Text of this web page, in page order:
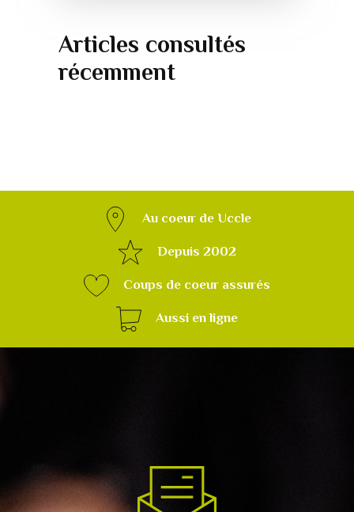
Articles consultés
récemment
Au coeur de Uccle
Depuis 2002
Coups de coeur assurés
Aussi en ligne